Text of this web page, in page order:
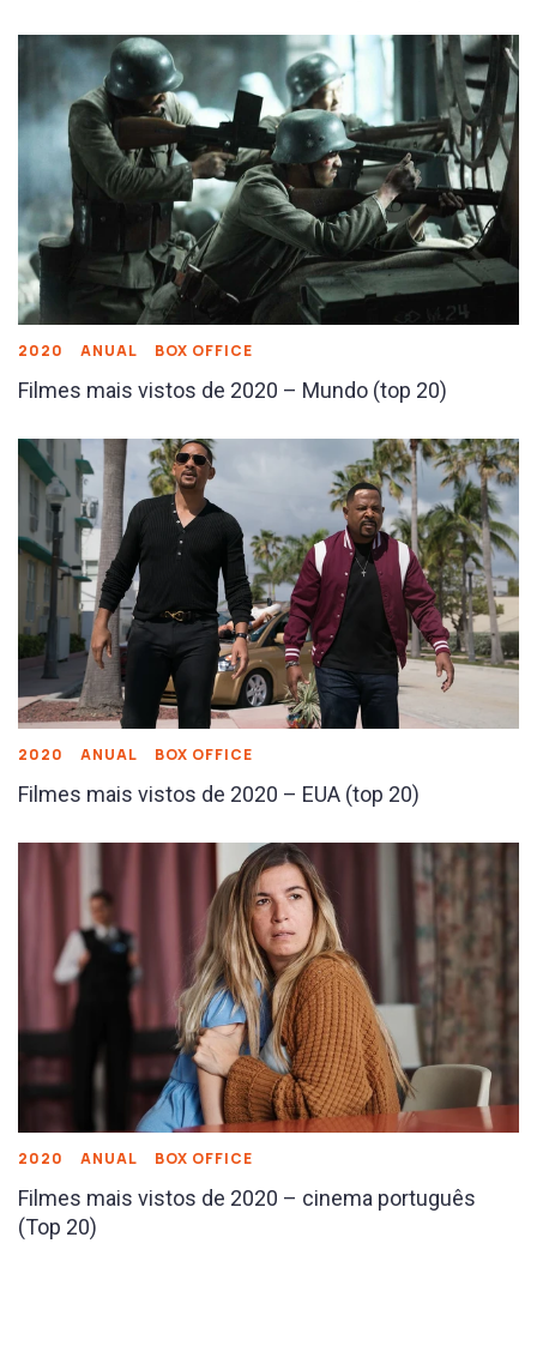
2020 ANUAL BOX OFFICE
Filmes mais vistos de 2020 – Mundo (top 20)
2020 ANUAL BOX OFFICE
Filmes mais vistos de 2020 – EUA (top 20)
2020 ANUAL BOX OFFICE
Filmes mais vistos de 2020 – cinema português
(Top 20)